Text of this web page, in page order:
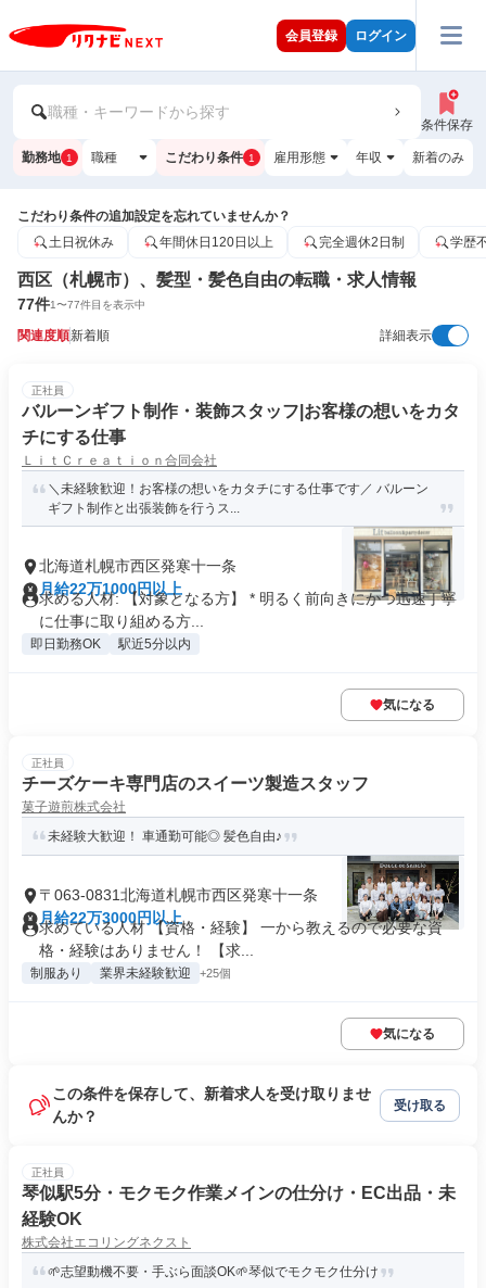
会員登録 ログイン
職種・キーワードから探す
条件保存
勤務地 1 職種 こだわり条件 1 雇用形態 年収 新着のみ
こだわり条件の追加設定を忘れていませんか？
土日祝休み
年間休日120日以上 完全週休2日制 学歴
西区（札幌市）、髪型・髪色自由の転職・求人情報
77件1〜77件目を表示中
関連度順新着順 詳細表示
正社員
バルーンギフト制作・装飾スタッフ|お客様の想いをカタ
チにする仕事
ＬｉｔＣｒｅａｔｉｏｎ合同会社
＼未経験歓迎！お客様の想いをカタチにする仕事です／ バルーン
ギフト制作と出張装飾を行うス...
北海道札幌市西区発寒十一条
月給22万1000円以上
求める人材: 【対象となる方】 * 明るく前向きにかつ迅速丁寧
に仕事に取り組める方...
即日勤務OK 駅近5分以内
気になる
正社員
チーズケーキ専門店のスイーツ製造スタッフ
菓子遊煎株式会社
未経験大歓迎！ 車通勤可能◎ 髪色自由♪
〒063-0831北海道札幌市西区発寒十一条
月給22万3000円以上
求めている人材 【資格・経験】 一から教えるので必要な資
格・経験はありません！ 【求...
制服あり 業界未経験歓迎 +25個
気になる
この条件を保存して、新着求人を受け取りませ
んか？
受け取る
正社員
琴似駅5分・モクモク作業メインの仕分け・EC出品・未
経験OK
株式会社エコリングネクスト
🌱志望動機不要・手ぶら面談OK🌱琴似でモクモク仕分け